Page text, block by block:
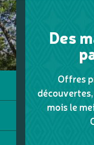
Des
Offres
mois le